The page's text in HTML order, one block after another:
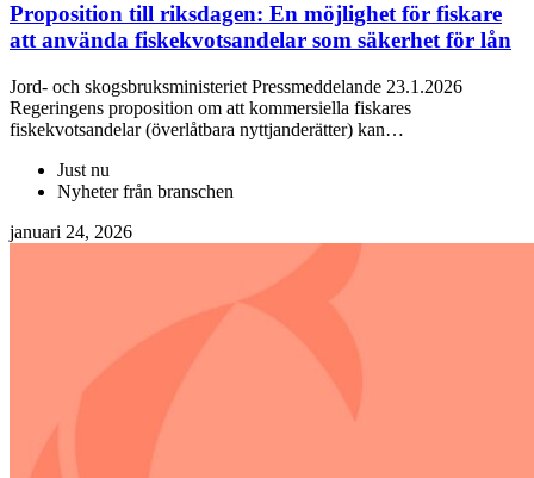
Proposition till riksdagen: En möjlighet för fiskare
att använda fiskekvotsandelar som säkerhet för lån
Jord- och skogsbruksministeriet Pressmeddelande 23.1.2026
Regeringens proposition om att kommersiella fiskares
fiskekvotsandelar (överlåtbara nyttjanderätter) kan…
Just nu
Nyheter från branschen
januari 24, 2026